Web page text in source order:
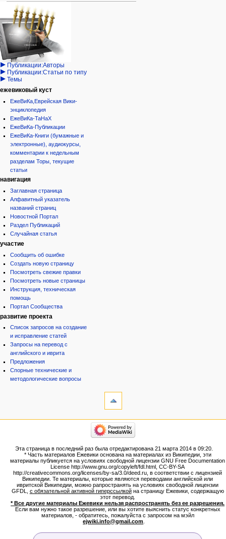
Навигация
персональные инструменты
войти
запрос
учётной
записи
категории
Израиль:Страна и
государство
Иудаизм
Народ
Проекты
Проекты/Участники/
дополнения
Публикации:Авторы
Публикации:Статьи по типу
Темы
ежевиковый куст
ЕжеВиКа,Еврейская Вики-
энциклопедия
ЕжеВиКа-ТаНаХ
ЕжеВиКа-Публикации
ЕжеВиКа-Книги (бумажные и
электронные), аудиокурсы,
комментарии к недельным
разделам Торы, текущие
статьи
навигация
Заглавная страница
Алфавитный указатель
названий страниц
Новостной Портал
Раздел Публикаций
Случайная статья
участие
Сообщить об ошибке
Создать новую страницу
Посмотреть свежие правки
Посмотреть новые страницы
Инструкция, техническая
помощь
Портал Сообщества
развитие проекта
Список запросов на создание
и исправление статей
Запросы на перевод с
английского и иврита
Предложения
Спорные технические и
методологические вопросы
Версия
для
Постоянная
ссылка
Сведения
о странице
категории
Народ
Проекты
Проекты/Участники/
дополнения
Публикации:Авторы
Публикации:Статьи по типу
Темы
ежевиковый куст
ЕжеВиКа,Еврейская Вики-
ЕжеВиКа-ТаНаХ
Эта страница в последний раз была отредактирована 21 марта 2014 в 09:20.
* Часть материалов Ежевики основана на материалах из Википедии, эти
материалы публикуется на условиях свободной лицензии GNU Free Documentation
License http://www.gnu.org/copyleft/fdl.html, CC-BY-SA
http://creativecommons.org/licenses/by-sa/3.0/deed.ru, в соответствии с лицензией
Википедии. Те материалы, которые являются переводами английской или
ивритской Википедии, можно рапространять на условиях свободной лицензии
GFDL, с обязательной активной гиперссылкойна страницу Ежевики, содержащую
этот перевод.
* Все другие материалы Ежевики нельзя распространять без ее разрешения.
Если вам нужно такое разрешение, или вы хотите выяснить статус конкретных
материалов, - обратитесь, пожалуйста с запросом на мэйл
ejwiki.info@gmail.com